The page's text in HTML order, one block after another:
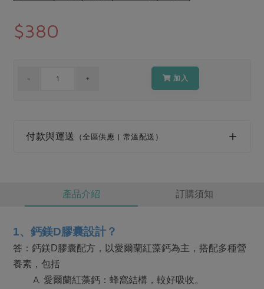
$380
加入
付款與運送 （全區供應 | 常溫配送）
產品介紹 訂購須知
1、鈣鎂D膠囊設計？
答：鈣鎂D膠囊配方，以愛爾蘭紅藻鈣為主，搭配多種營
養素，包括
愛爾蘭紅藻鈣：蜂窩結構，較好吸收。